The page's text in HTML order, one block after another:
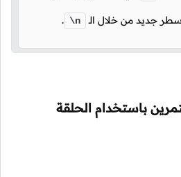
سطر جديد من خلال الـ \n
.
باستخدام الحلقة